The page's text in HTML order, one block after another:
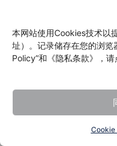
本网站使用Cookies技术以
址）。记录储存在您的浏
Policy”和《隐私条款》，请
Cookie